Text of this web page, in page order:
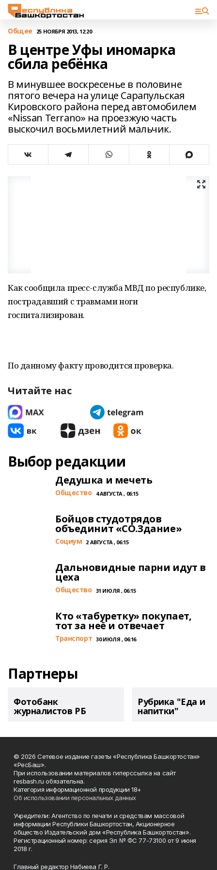
Общее 25 НОЯБРЯ 2013, 12:20
В центре Уфы иномарка
сбила ребёнка
В минувшее воскресенье в половине
пятого вечера на улице Сарапульская
Кировского района перед автомобилем
«Nissan Terrano» на проезжую часть
выскочил восьмилетний мальчик.
Как сообщила пресс-служба МВД по республике,
пострадавший с травмами ноги
госпитализирован.
По данному факту проводится проверка.
Читайте нас
Выбор редакции
Дедушка и мечеть
Общество 4 АВГУСТА , 06:15
Бойцов студотрядов
объединит «СО.Здание»
Cоциум 2 АВГУСТА , 06:15
Дальновидные парни идут в
цеха
Общество 31 ИЮЛЯ , 06:15
Кто «табуретку» покупает,
тот за неё и отвечает
Транспорт 30 ИЮЛЯ , 06:16
Партнеры
Фотобанк
журналистов РБ
Рубрика "Еда и
напитки"
© 2026 Сетевое издание газеты «Республика Башкортостан»
«РесБаш».
При использовании материалов гиперссылка на сайт
resbash.ru обязательна.
Категория информационной продукции 18+
Об использовании персональных данных
Учредители: Агентство по печати и средствам массовой
информации Республики Башкортостан, Акционерное
общество Издательский дом «Республика Башкортостан».
Регистрационный номер: серия Эл № ФС 77-73100 от 9 июня
2018 г.
Главный редактор Набиева Г. Р.